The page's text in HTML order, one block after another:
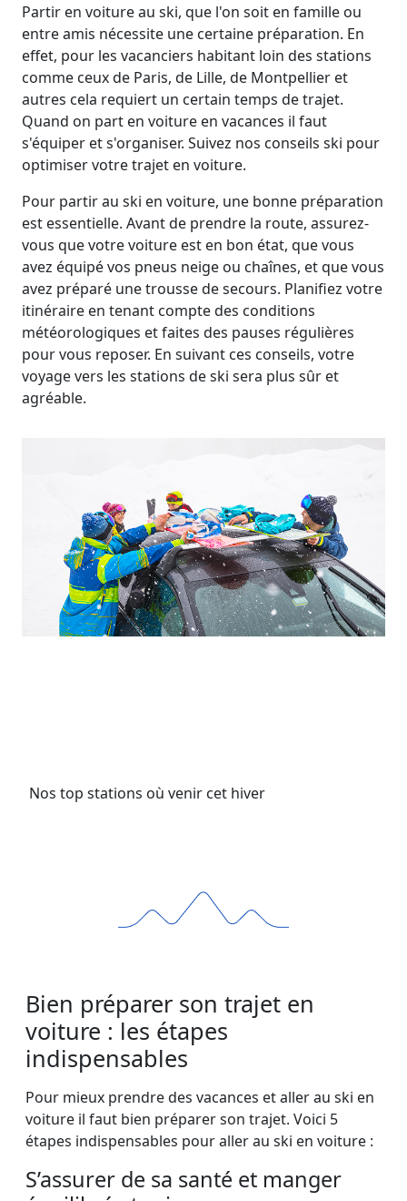
Partir en voiture au ski, que l'on soit en famille ou
entre amis nécessite une certaine préparation. En
effet, pour les vacanciers habitant loin des stations
comme ceux de Paris, de Lille, de Montpellier et
autres cela requiert un certain temps de trajet.
Quand on part en voiture en vacances il faut
s'équiper et s'organiser. Suivez nos conseils ski pour
optimiser votre trajet en voiture.
Pour partir au ski en voiture, une bonne préparation
est essentielle. Avant de prendre la route, assurez-
vous que votre voiture est en bon état, que vous
avez équipé vos pneus neige ou chaînes, et que vous
avez préparé une trousse de secours. Planifiez votre
itinéraire en tenant compte des conditions
météorologiques et faites des pauses régulières
pour vous reposer. En suivant ces conseils, votre
voyage vers les stations de ski sera plus sûr et
agréable.
Nos top stations où venir cet hiver
Bien préparer son trajet en
voiture : les étapes
indispensables
Pour mieux prendre des vacances et aller au ski en
voiture il faut bien préparer son trajet. Voici 5
étapes indispensables pour aller au ski en voiture :
S’assurer de sa santé et manger